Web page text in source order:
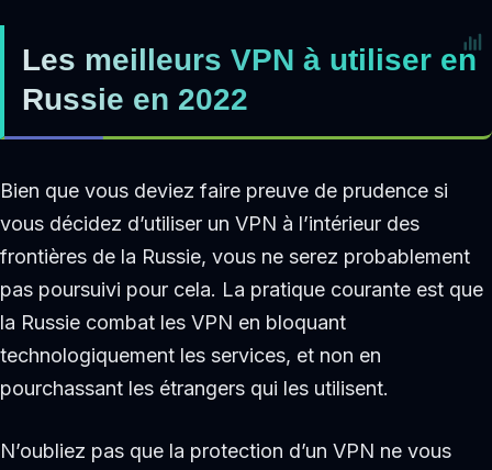
Les meilleurs VPN à utiliser en
Russie en 2022
Bien que vous deviez faire preuve de prudence si
vous décidez d’utiliser un VPN à l’intérieur des
frontières de la Russie, vous ne serez probablement
pas poursuivi pour cela. La pratique courante est que
la Russie combat les VPN en bloquant
technologiquement les services, et non en
pourchassant les étrangers qui les utilisent.
N’oubliez pas que la protection d’un VPN ne vous